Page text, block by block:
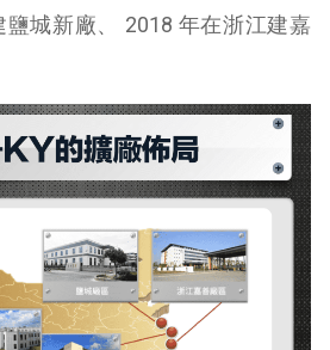
鹽城新廠、 2018 年在浙江建嘉